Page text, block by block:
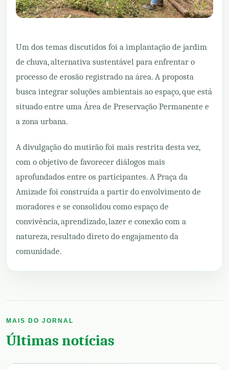
Um dos temas discutidos foi a implantação de jardim
de chuva, alternativa sustentável para enfrentar o
processo de erosão registrado na área. A proposta
busca integrar soluções ambientais ao espaço, que está
situado entre uma Área de Preservação Permanente e
a zona urbana.
A divulgação do mutirão foi mais restrita desta vez,
com o objetivo de favorecer diálogos mais
aprofundados entre os participantes. A Praça da
Amizade foi construída a partir do envolvimento de
moradores e se consolidou como espaço de
convivência, aprendizado, lazer e conexão com a
natureza, resultado direto do engajamento da
comunidade.
MAIS DO JORNAL
Últimas notícias